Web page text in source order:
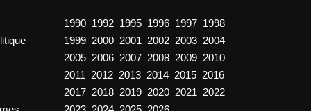
1990 1992 1995 1996 1997 1998
1999 2000 2001 2002 2003 2004
2005 2006 2007 2008 2009 2010
2011 2012 2013 2014 2015 2016
2017 2018 2019 2020 2021 2022